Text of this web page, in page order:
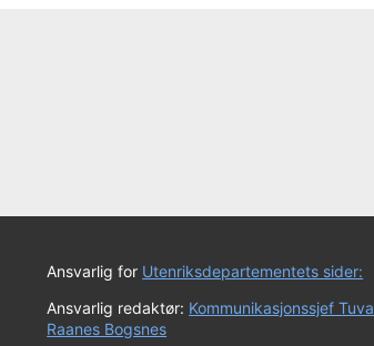
Ansvarlig for Utenriksdepartementets sider:
Ansvarlig redaktør: Kommunikasjonssjef Tuva
Raanes Bogsnes